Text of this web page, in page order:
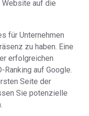
Website auf die
für Unternehmen
zu haben. Eine
erfolgreichen
auf Google.
Seite der
Sie potenzielle